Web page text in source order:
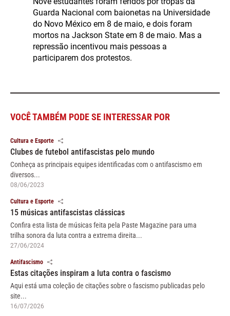
Guarda Nacional com baionetas na Universidade
do Novo México em 8 de maio, e dois foram
mortos na Jackson State em 8 de maio. Mas a
repressão incentivou mais pessoas a
participarem dos protestos.
VOCÊ TAMBÉM PODE SE INTERESSAR POR
Cultura e Esporte
Clubes de futebol antifascistas pelo mundo
Conheça as principais equipes identificadas com o antifascismo em
diversos...
08/06/2023
Cultura e Esporte
15 músicas antifascistas clássicas
Confira esta lista de músicas feita pela Paste Magazine para uma
trilha sonora da luta contra a extrema direita...
27/06/2024
Antifascismo
Estas citações inspiram a luta contra o fascismo
Aqui está uma coleção de citações sobre o fascismo publicadas pelo
site...
16/07/2026